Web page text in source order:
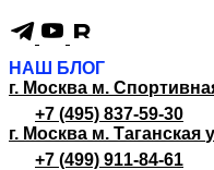
НАШ БЛОГ
г. Москва м.
+7 (495) 837-59-30
г. Москва м. Таганская
+7 (499) 911-84-61